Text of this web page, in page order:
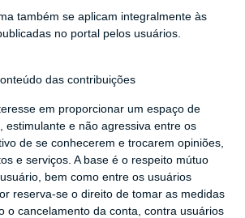
também se aplicam integralmente às
no portal pelos usuários.
das contribuições
em proporcionar um espaço de
estimulante e não agressiva entre os
de se conhecerem e trocarem opiniões,
e serviços. A base é o respeito mútuo
bem como entre os usuários
reserva-se o direito de tomar as medidas
o cancelamento da conta, contra usuários